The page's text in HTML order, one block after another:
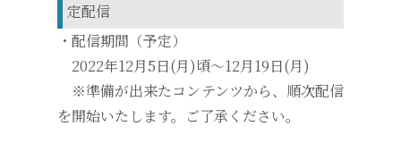
定配信
・配信期間（予定）
2022年12月5日(月)頃～12月19日(月)
※準備が出来たコンテンツから、順次配信
を開始いたします。ご了承ください。